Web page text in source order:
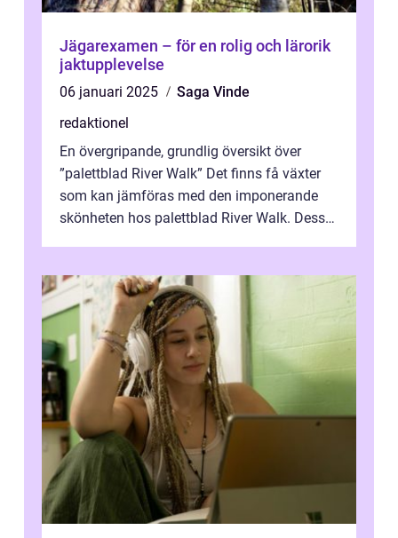
Jägarexamen – för en rolig och lärorik
jaktupplevelse
06 januari 2025
Saga Vinde
redaktionel
En övergripande, grundlig översikt över
”palettblad River Walk” Det finns få växter
som kan jämföras med den imponerande
skönheten hos palettblad River Walk. Dess